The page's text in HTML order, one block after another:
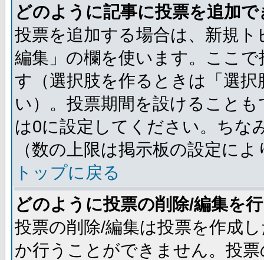
どのように記事に投票を追加
投票を追加する場合は、新規
編集」の欄を使います。ここ
す（選択肢を作るときは「選
い）。投票期間を設けること
は0に設定してください。ちな
（数の上限は掲示板の設定に
トップに戻る
どのように投票の削除/編集を
投票の削除/編集は投票を作成
か行うことができません。投